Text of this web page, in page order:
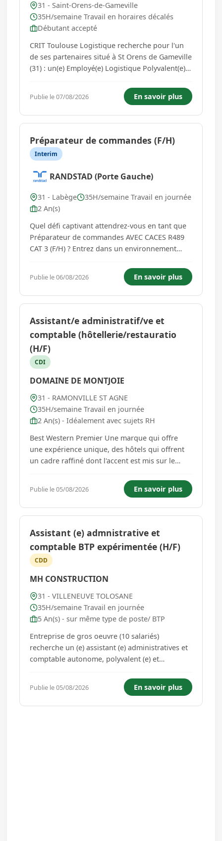
31 - Saint-Orens-de-Gameville
35H/semaine Travail en horaires décalés
Débutant accepté
CRIT Toulouse Logistique recherche pour l'un
de ses partenaires situé à St Orens de Gameville
(31) : un(e) Employé(e) Logistique Polyvalent(e)
variables (incluant certains samedis) - Mission
évolutive ave...
Publie le 07/08/2026 En savoir plus
Préparateur de commandes (F/H)
Interim
RANDSTAD (Porte Gauche)
31 - Labège
35H/semaine Travail en journée
2 An(s)
Quel défi captivant attendrez-vous en tant que
Préparateur de commandes AVEC CACES R489
CAT 3 (F/H) ? Entrez dans un environnement
l'efficacité des opérations de gestion des
marchandises. - Réceptionner, contrôler et
stocker les marchandises tout...
Publie le 06/08/2026 En savoir plus
Assistant/e administratif/ve et
comptable (hôtellerie/restauratio
(H/F)
CDI
DOMAINE DE MONTJOIE
31 - RAMONVILLE ST AGNE
35H/semaine Travail en journée
2 An(s) - Idéalement avec sujets RH
Best Western Premier Une marque qui offre
une expérience unique, des hôtels qui offrent
un cadre raffiné dont l'accent est mis sur le
aux voyageurs qui recherchent un
hébergement de qualité supérieure,
d'excellents équipements et des prestati...
Publie le 05/08/2026 En savoir plus
Assistant (e) admnistrative et
comptable BTP expérimentée (H/F)
CDD
MH CONSTRUCTION
31 - VILLENEUVE TOLOSANE
35H/semaine Travail en journée
5 An(s) - sur même type de poste/ BTP
Entreprise de gros oeuvre (10 salariés)
recherche un (e) assistant (e) administratives et
comptable autonome, polyvalent (e) et
interne / suivi financier : facturation situation.
suivi RG - Pour le ...
Publie le 05/08/2026 En savoir plus